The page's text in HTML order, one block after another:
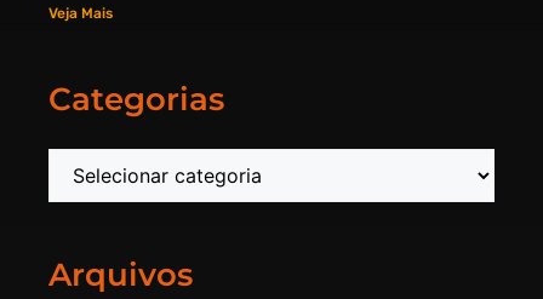
Veja Mais
Categorias
Arquivos